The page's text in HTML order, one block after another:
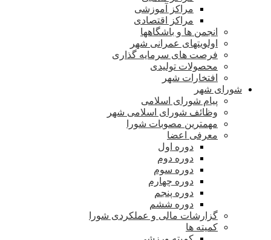
مراکز آموزشی
مراکز اقتصادی
انجمن ها و باشگاهها
اولویتهای عمرانی شهر
فرصت های سرمایه گذاری
محصولات تولیدی
افتخارات شهر
شورای شهر
پیام شورای اسلامی
وظائف شورای اسلامی شهر
مهمترین مصوبات شورا
معرفی اعضا
دوره اول
دوره دوم
دوره سوم
دوره چهارم
دوره پنجم
دوره ششم
گزارشات مالی و عملکردی شورا
کمیته ها